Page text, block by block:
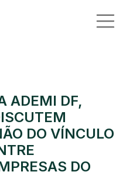
ADEMI DF,
DO VÍNCULO
DO